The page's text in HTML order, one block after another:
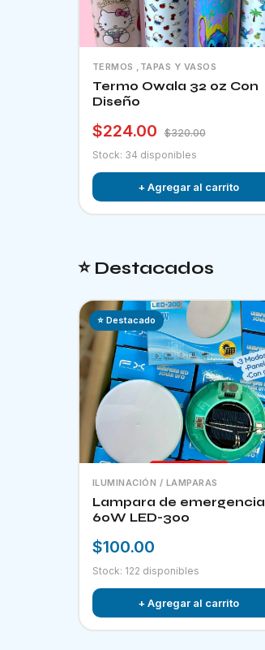
TERMOS ,TAPAS Y VASOS
Termo Owala 32 oz Con
Diseño
$224.00
$320.00
Stock: 34 disponibles
+ Agregar al carrito
⭐ Destacados
⭐ Destacado
ILUMINACIÓN / LAMPARAS
Lampara de emergencia
60W LED-300
$100.00
Stock: 122 disponibles
+ Agregar al carrito